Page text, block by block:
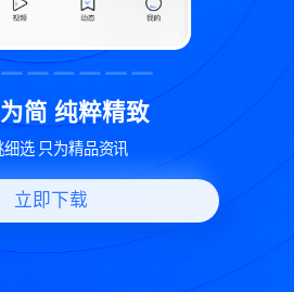
世界变化 热问一下
好问题好回答 多元视角看问题
立即下载